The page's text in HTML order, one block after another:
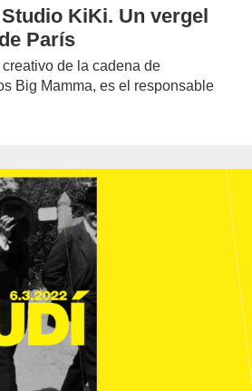
KiKi. Un vergel
París
de la cadena de
Big Mamma, es el responsable